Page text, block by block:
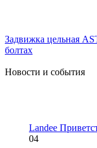
Задвижка цельная
болтах
Новости и события
Landee
04